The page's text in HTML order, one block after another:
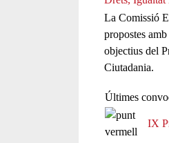
La Comissió
propostes
objectius del
Ciutadania.
Últimes
IX